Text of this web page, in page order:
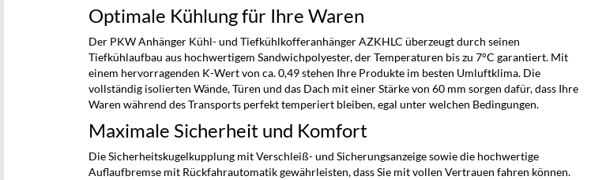
Optimale Kühlung für Ihre Waren
Der PKW Anhänger Kühl- und Tiefkühlkofferanhänger AZKHLC überzeugt durch seinen
Tiefkühlaufbau aus hochwertigem Sandwichpolyester, der Temperaturen bis zu 7°C garantiert. Mit
einem hervorragenden K-Wert von ca. 0,49 stehen Ihre Produkte im besten Umluftklima. Die
vollständig isolierten Wände, Türen und das Dach mit einer Stärke von 60 mm sorgen dafür, dass Ihre
Waren während des Transports perfekt temperiert bleiben, egal unter welchen Bedingungen.
Maximale Sicherheit und Komfort
Die Sicherheitskugelkupplung mit Verschleiß- und Sicherungsanzeige sowie die hochwertige
Auflaufbremse mit Rückfahrautomatik gewährleisten, dass Sie mit vollen Vertrauen fahren können.